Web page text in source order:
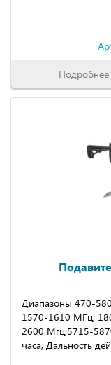
Подробнее
Диапазоны 470-
1570-1610 МГц;
2600 Мгц;5715-
часа, Дальность